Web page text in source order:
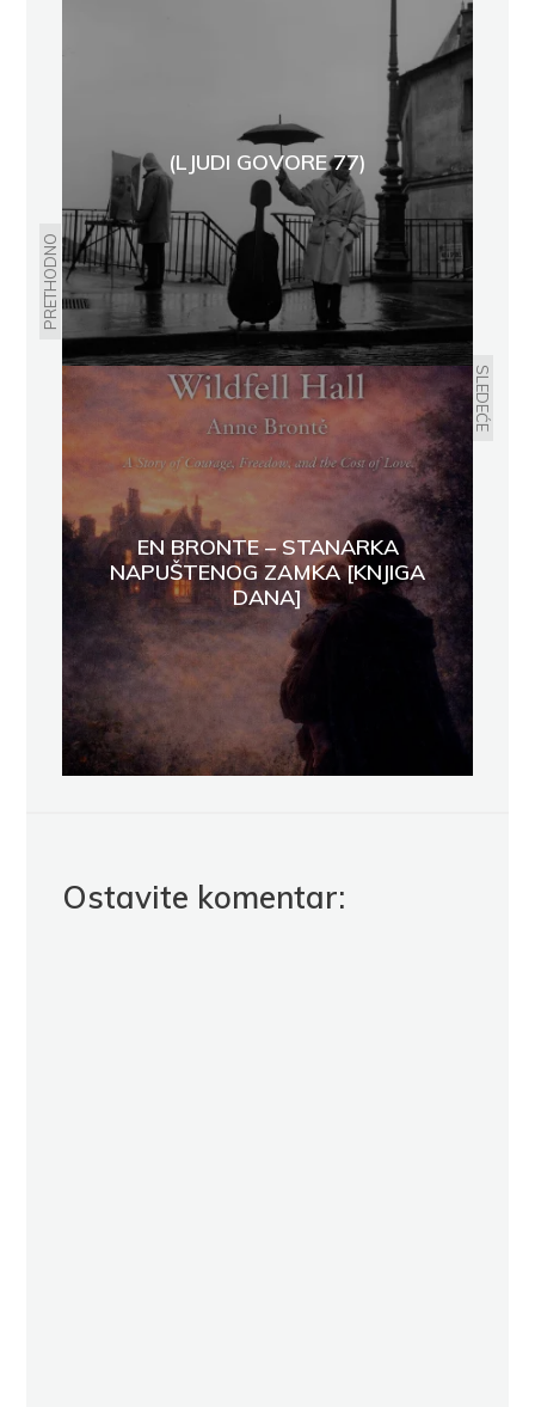
PRETHODNO
(LJUDI GOVORE 77)
SLEDEĆE
EN BRONTE – STANARKA
NAPUŠTENOG ZAMKA [KNJIGA
DANA]
Ostavite komentar: